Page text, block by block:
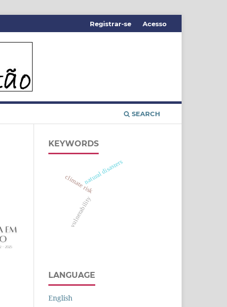
SEARCH
Registrar-se Acesso
KEYWORDS
vulnerability
climate risknatural disasters
LANGUAGE
English